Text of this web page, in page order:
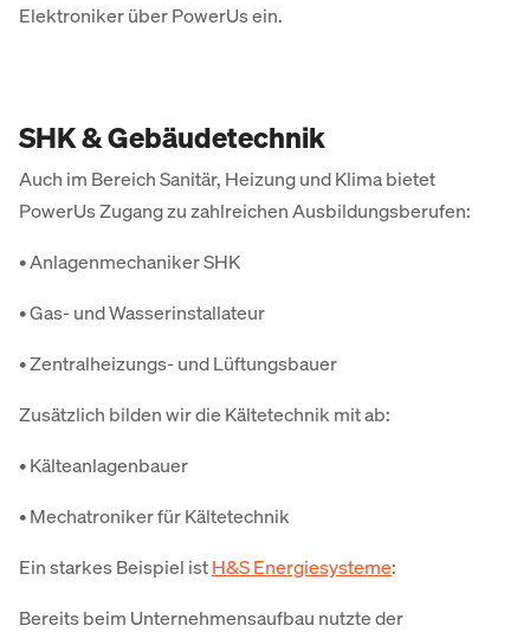
Elektroniker über PowerUs ein.
SHK & Gebäudetechnik
Auch im Bereich Sanitär, Heizung und Klima bietet
PowerUs Zugang zu zahlreichen Ausbildungsberufen:
• Anlagenmechaniker SHK
• Gas- und Wasserinstallateur
• Zentralheizungs- und Lüftungsbauer
Zusätzlich bilden wir die Kältetechnik mit ab:
• Kälteanlagenbauer
• Mechatroniker für Kältetechnik
Ein starkes Beispiel istH&S Energiesysteme:
Bereits beim Unternehmensaufbau nutzte der